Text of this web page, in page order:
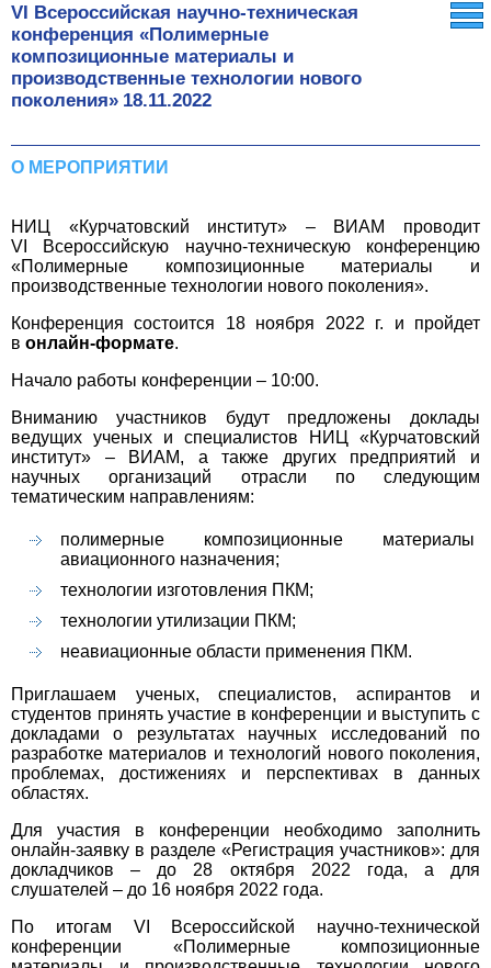
VI Всероссийская научно-техническая
конференция «Полимерные
композиционные материалы и
производственные технологии нового
поколения» 18.11.2022
О МЕРОПРИЯТИИ
НИЦ «Курчатовский институт» – ВИАМ проводит
VI Всероссийскую научно-техническую конференцию
«Полимерные композиционные материалы и
производственные технологии нового поколения».
Конференция состоится 18 ноября 2022 г. и пройдет
в онлайн-формате.
Начало работы конференции – 10:00.
Вниманию участников будут предложены доклады
ведущих ученых и специалистов НИЦ «Курчатовский
институт» – ВИАМ, а также других предприятий и
научных организаций отрасли по следующим
тематическим направлениям:
полимерные композиционные материалы
авиационного назначения;
технологии изготовления ПКМ;
технологии утилизации ПКМ;
неавиационные области применения ПКМ.
Приглашаем ученых, специалистов, аспирантов и
студентов принять участие в конференции и выступить с
докладами о результатах научных исследований по
разработке материалов и технологий нового поколения,
проблемах, достижениях и перспективах в данных
областях.
Для участия в конференции необходимо заполнить
онлайн-заявку в разделе «Регистрация участников»: для
докладчиков – до 28 октября 2022 года, а для
слушателей – до 16 ноября 2022 года.
По итогам VI Всероссийской научно-технической
конференции «Полимерные композиционные